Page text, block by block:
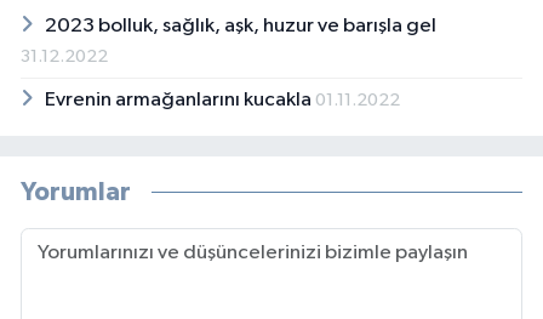
2023 bolluk, sağlık, aşk, huzur ve barışla gel
31.12.2022
Evrenin armağanlarını kucakla 01.11.2022
Yorumlar